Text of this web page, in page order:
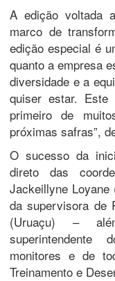
A edição voltada
marco de
edição especial é
quanto a empresa
diversidade e a
quiser estar.
primeiro de
próximas safras”,
O sucesso da
direto das
Jackeillyne Loyane
da supervisora de
(Uruaçu) –
superintendente
monitores e de
Treinamento e